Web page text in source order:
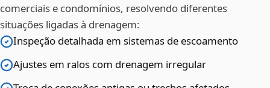
comerciais e condomínios, resolvendo diferentes
situações ligadas à drenagem:
Inspeção detalhada em sistemas de escoamento
Ajustes em ralos com drenagem irregular